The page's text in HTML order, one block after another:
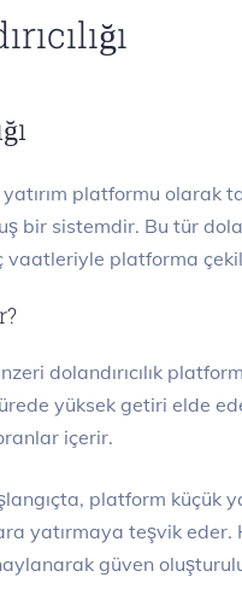
platformu olarak
bir sistemdir. Bu tür
vaatleriyle platforma
dolandırıcılık
yüksek getiri elde
içerir.
platform küçük
yatırmaya teşvik
güven